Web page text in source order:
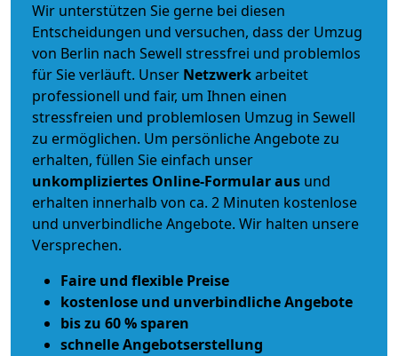
Wir unterstützen Sie gerne bei diesen
Entscheidungen und versuchen, dass der Umzug
von Berlin nach Sewell stressfrei und problemlos
für Sie verläuft. Unser Netzwerkarbeitet
professionell und fair, um Ihnen einen
stressfreien und problemlosen Umzug in Sewell
zu ermöglichen. Um persönliche Angebote zu
erhalten, füllen Sie einfach unser
unkompliziertes Online-Formular aus und
erhalten innerhalb von ca. 2 Minuten kostenlose
und unverbindliche Angebote. Wir halten unsere
Versprechen.
Faire und flexible Preise
kostenlose und unverbindliche Angebote
bis zu 60 % sparen
schnelle Angebotserstellung